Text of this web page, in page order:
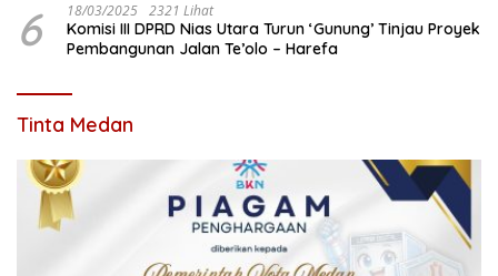
6 18/03/2025 2321 Lihat
Komisi III DPRD Nias Utara Turun ‘Gunung’ Tinjau Proyek
Pembangunan Jalan Te’olo – Harefa
Tinta Medan